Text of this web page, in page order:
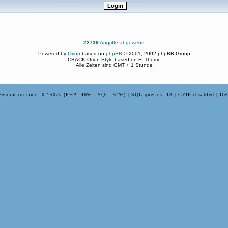
22739Angriffe abgewehrt
Powered by Orion based on phpBB © 2001, 2002 phpBB Group
CBACK Orion Style based on FI Theme
Alle Zeiten sind GMT + 1 Stunde
time: 0.1502s (PHP: 46% - SQL: 54%) | SQL queries: 13 | GZIP disabled |